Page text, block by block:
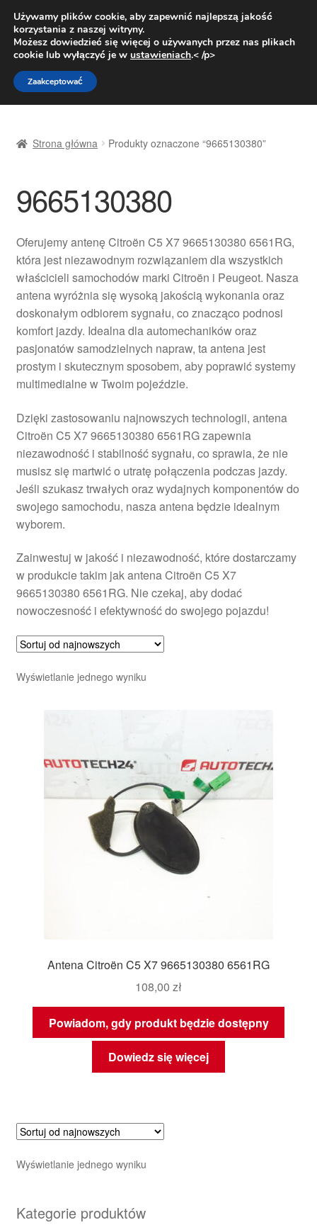
DOSTAWA od 31 zł
Pn.-pt. 9:00-16:00800 003 167
Przejdź
do
nawigacji
Przejdź
do
treści
Dostawa
Dostawa na cały świat
Moje konto
O nas
Płatności
Polityka prywatności
Procedura reklamacyjna
Skarga
Wózek
Zamówienia
Zasady i warunki
Strona główna Produkty oznaczone “9665130380”
9665130380
Oferujemy antenę Citroën C5 X7 9665130380 6561RG,
która jest niezawodnym rozwiązaniem dla wszystkich
właścicieli samochodów marki Citroën i Peugeot. Nasza
antena wyróżnia się wysoką jakością wykonania oraz
doskonałym odbiorem sygnału, co znacząco podnosi
komfort jazdy. Idealna dla automechaników oraz
pasjonatów samodzielnych napraw, ta antena jest
prostym i skutecznym sposobem, aby poprawić systemy
multimedialne w Twoim pojeździe.
Dzięki zastosowaniu najnowszych technologii, antena
Citroën C5 X7 9665130380 6561RG zapewnia
niezawodność i stabilność sygnału, co sprawia, że nie
musisz się martwić o utratę połączenia podczas jazdy.
Jeśli szukasz trwałych oraz wydajnych komponentów do
swojego samochodu, nasza antena będzie idealnym
wyborem.
Zainwestuj w jakość i niezawodność, które dostarczamy
w produkcie takim jak antena Citroën C5 X7
9665130380 6561RG. Nie czekaj, aby dodać
nowoczesność i efektywność do swojego pojazdu!
Wyświetlanie jednego wyniku
Antena Citroën C5 X7 9665130380 6561RG
108,00 zł
Powiadom, gdy produkt będzie dostępny
Dowiedz się więcej
Wyświetlanie jednego wyniku
Kategorie produktów
Używamy plików cookie, aby zapewnić najlepszą jakość
korzystania z naszej witryny.
Możesz dowiedzieć się więcej o używanych przez nas plikach
cookie lub wyłączyć je w ustawieniach.< /p>
Zaakceptować